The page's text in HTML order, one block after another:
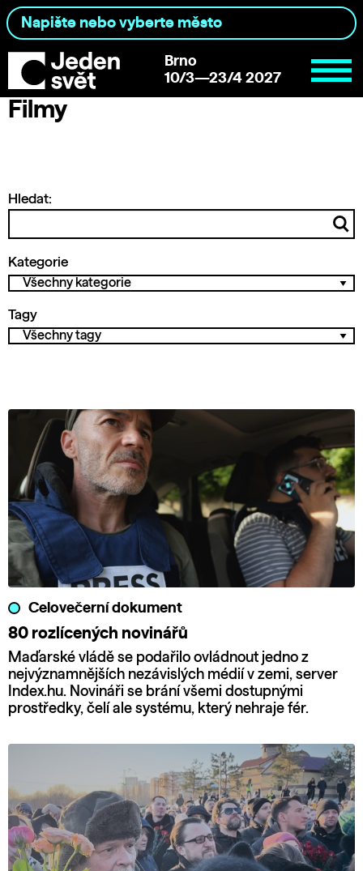
Brno
10/3—23/4 2027
Filmy
Hledat:
Kategorie
Tagy
Celovečerní dokument
80 rozlícených novinářů
Maďarské vládě se podařilo ovládnout jedno z
nejvýznamnějších nezávislých médií v zemi, server
Index.hu. Novináři se brání všemi dostupnými
prostředky, čelí ale systému, který nehraje fér.